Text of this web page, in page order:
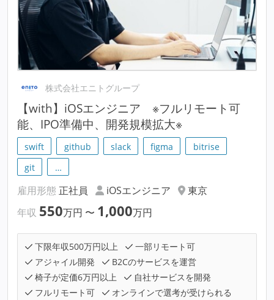
株式会社エニトグループ
【with】iOSエンジニア ※フルリモート可
能、IPO準備中、開発規模拡大※
swift github slack figma
bitrise
git
…
雇用形態 正社員 iOSエンジニア
東京
年収 550万円 〜 1,000万円
下限年収500万円以上
一部リモート可
アジャイル開発
B2Cのサービスを運営
椅子が定価6万円以上
自社サービスを開発
フルリモート可
オンラインで選考が受けられる